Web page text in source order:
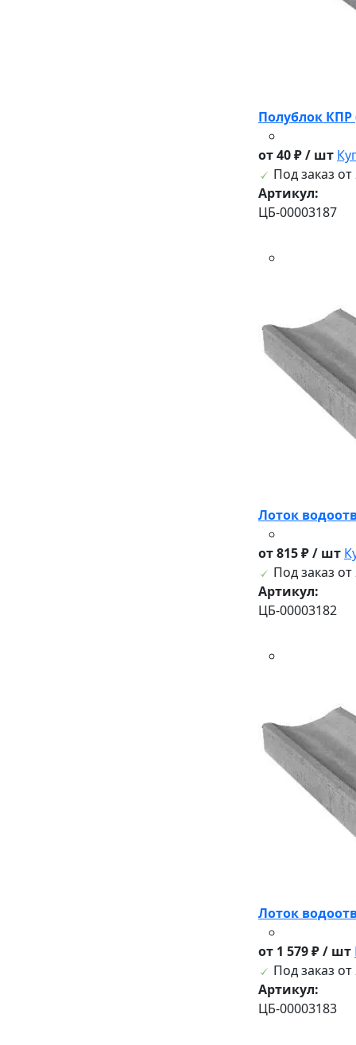
Полублок КПР
от 40 ₽ / шт
Под заказ от
Артикул:
ЦБ-00003187
Лоток
от 815 ₽ / шт
Под заказ от
Артикул:
ЦБ-00003182
Лоток
от 1 579 ₽ / шт
Под заказ от
Артикул:
ЦБ-00003183